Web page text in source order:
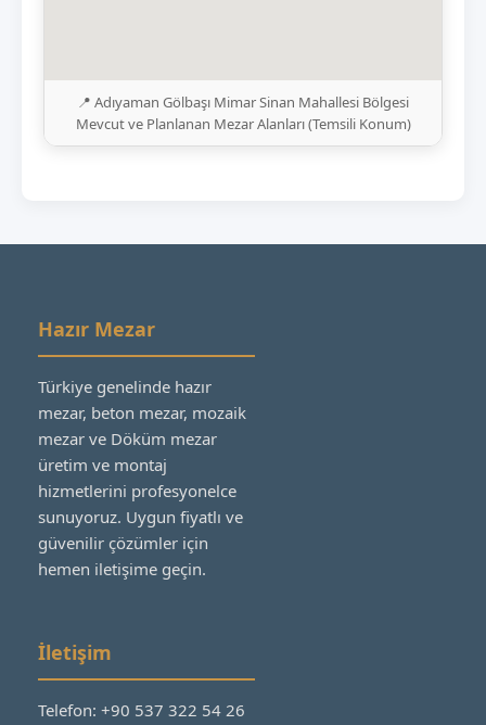
📍 Adıyaman Gölbaşı Mimar Sinan Mahallesi Bölgesi
Mevcut ve Planlanan Mezar Alanları (Temsili Konum)
Hazır Mezar
Türkiye genelinde hazır
mezar, beton mezar, mozaik
mezar ve Döküm mezar
üretim ve montaj
hizmetlerini profesyonelce
sunuyoruz. Uygun fiyatlı ve
güvenilir çözümler için
hemen iletişime geçin.
İletişim
Telefon: +90 537 322 54 26